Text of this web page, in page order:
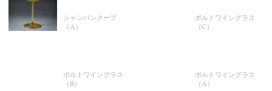
シャンパンクープ
（A）
ポルトワイングラス
（C）
ポルトワイングラス
（B）
ポルトワイングラス
（A）